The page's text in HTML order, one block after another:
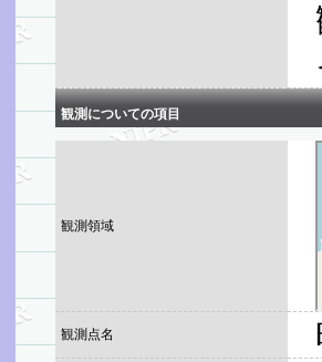
観測についての項目
観測領域
観測点名